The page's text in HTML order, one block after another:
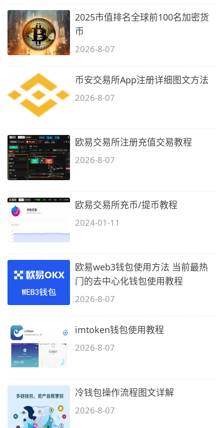
2025市值排名全球前100名加密货
币
2026-8-07
币安交易所App注册详细图文方法
2026-8-07
欧易交易所注册充值交易教程
2026-8-07
欧易交易所充币/提币教程
2024-01-11
欧易web3钱包使用方法 当前最热
门的去中心化钱包使用教程
2026-8-07
imtoken钱包使用教程
2026-8-07
冷钱包操作流程图文详解
2026-8-07